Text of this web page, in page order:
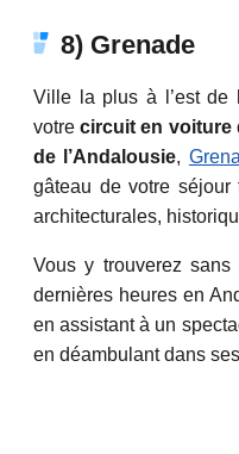
8) Grenade
Ville la plus à l’est de
votrecircuit en voiture
de l’Andalousie,
gâteau de votre
architecturales,
Vous y trouverez
dernières heures en
en assistant à un
en déambulant dans